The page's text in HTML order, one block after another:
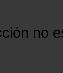
no